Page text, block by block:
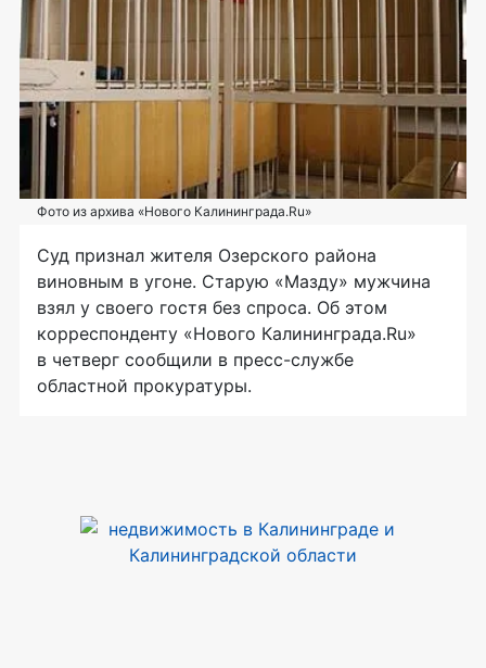
Фото из архива «Нового Калининграда.Ru»
Суд признал жителя Озерского района
виновным в угоне. Старую «Мазду» мужчина
взял у своего гостя без спроса. Об этом
корреспонденту «Нового Калининграда.Ru»
в четверг сообщили в пресс-службе
областной прокуратуры.